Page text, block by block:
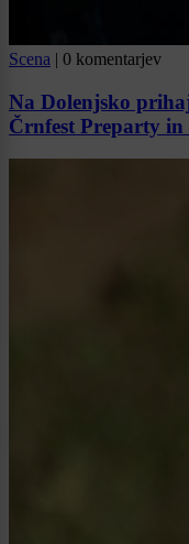
Scena | 0 komentarjev
Na Dolenjsko
Črnfest Preparty